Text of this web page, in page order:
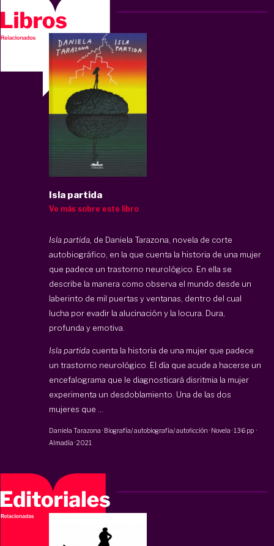
Isla partida
Ve más sobre este libro
Isla partida, de Daniela Tarazona, novela de corte
autobiográfico, en la que cuenta la historia de una mujer
que padece un trastorno neurológico. En ella se
describe la manera como observa el mundo desde un
laberinto de mil puertas y ventanas, dentro del cual
lucha por evadir la alucinación y la locura. Dura,
profunda y emotiva.
Isla partida cuenta la historia de una mujer que padece
un trastorno neurológico. El día que acude a hacerse un
encefalograma que le diagnosticará disritmia la mujer
experimenta un desdoblamiento. Una de las dos
mujeres que ...
Daniela Tarazona · Biografía/ autobiografía/ autoficción · Novela ·136 pp ·
Almadía ·2021